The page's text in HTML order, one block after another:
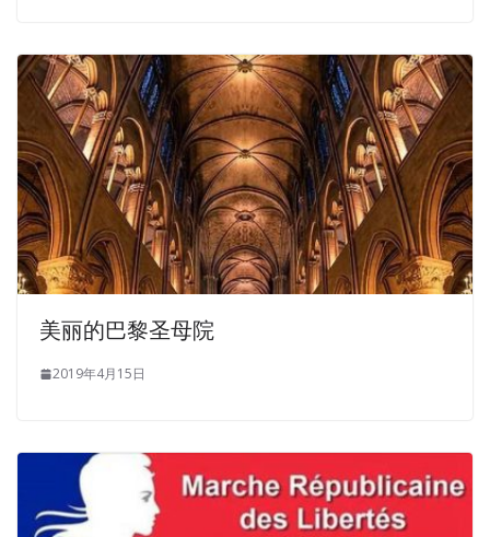
美丽的巴黎圣母院
2019年4月15日